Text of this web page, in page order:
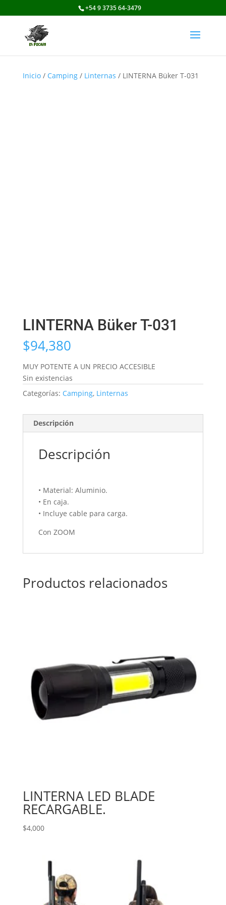
+54 9 3735 64-3479
Inicio/ Camping/ Linternas / LINTERNA Büker T-031
LINTERNA Büker T-031
$94,380
MUY POTENTE A UN PRECIO ACCESIBLE
Sin existencias
Categorías: Camping, Linternas
Descripción
Descripción
• Material: Aluminio.
• En caja.
• Incluye cable para carga.
Con ZOOM
Productos relacionados
LINTERNA LED BLADE
RECARGABLE.
$4,000